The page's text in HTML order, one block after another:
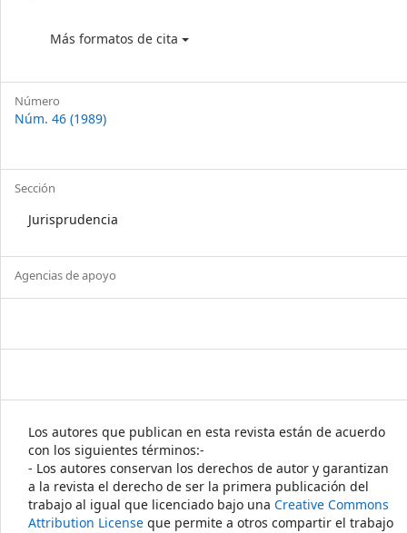
Más formatos de cita
Número
Núm. 46 (1989)
Sección
Jurisprudencia
Agencias de apoyo
Los autores que publican en esta revista están de acuerdo
con los siguientes términos:-
- Los autores conservan los derechos de autor y garantizan
a la revista el derecho de ser la primera publicación del
trabajo al igual que licenciado bajo una Creative Commons
Attribution License que permite a otros compartir el trabajo